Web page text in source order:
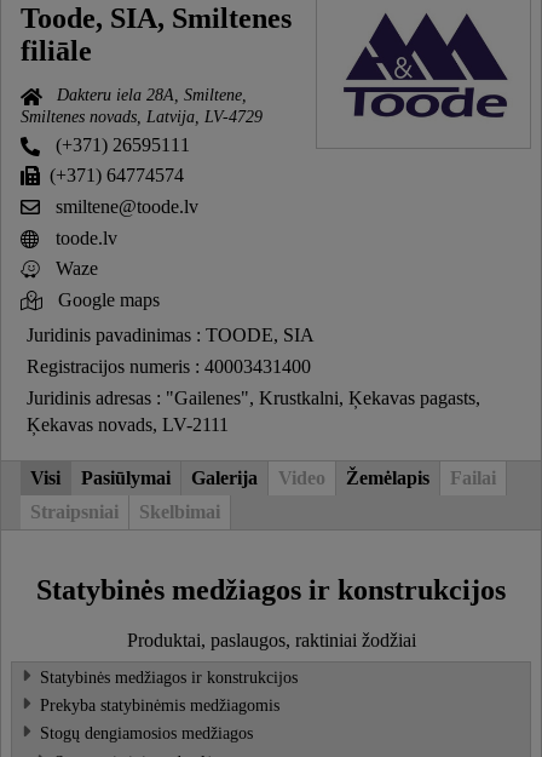
Toode, SIA, Smiltenes
filiāle
Dakteru iela 28A, Smiltene,
Smiltenes novads, Latvija, LV-4729
(+371) 26595111
(+371) 64774574
smiltene@toode.lv
toode.lv
Waze
Google maps
Juridinis pavadinimas : TOODE, SIA
Registracijos numeris : 40003431400
Juridinis adresas : "Gailenes", Krustkalni, Ķekavas pagasts,
Ķekavas novads, LV-2111
Visi Pasiūlymai Galerija Video Žemėlapis
Failai
Straipsniai
Skelbimai
Statybinės medžiagos ir konstrukcijos
Produktai, paslaugos, raktiniai žodžiai
Statybinės medžiagos ir konstrukcijos
Prekyba statybinėmis medžiagomis
Stogų dengiamosios medžiagos